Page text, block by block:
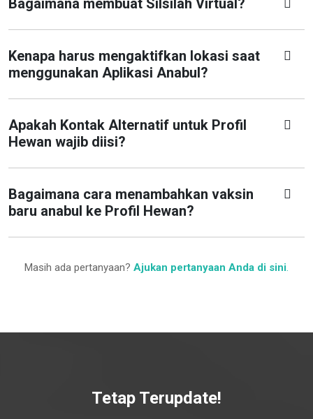
Bagaimana membuat Silsilah Virtual?
Kenapa harus mengaktifkan lokasi saat
menggunakan Aplikasi Anabul?
Apakah Kontak Alternatif untuk Profil
Hewan wajib diisi?
Bagaimana cara menambahkan vaksin
baru anabul ke Profil Hewan?
Masih ada pertanyaan? Ajukan pertanyaan Anda di sini.
Tetap Terupdate!